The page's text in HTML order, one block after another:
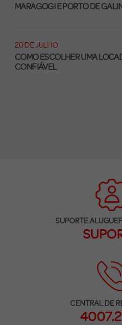
MARAGOGI E PORTO DE
20 DE JULHO
COMO ESCOLHER UMA
CONFIÁVEL
CENTRAL DE